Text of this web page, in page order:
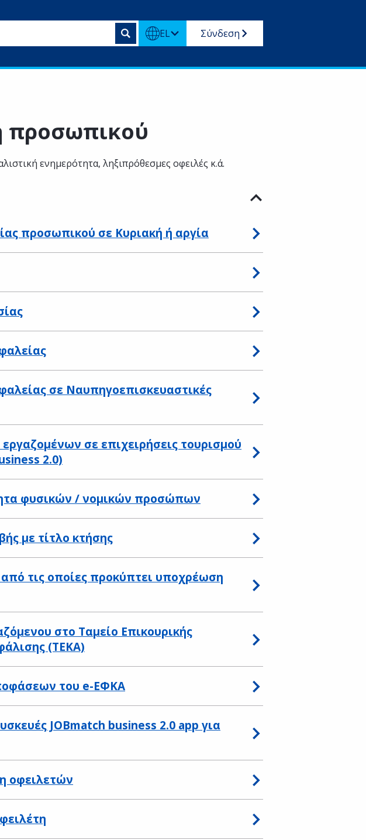
EL Σύνδεση
προσωπικού
ενημερότητα, ληξιπρόθεσμες οφειλές κ.ά.
προσωπικού σε Κυριακή ή αργία
σε Ναυπηγοεπισκευαστικές
σε επιχειρήσεις τουρισμού
2.0)
φυσικών / νομικών προσώπων
με τίτλο κτήσης
τις οποίες προκύπτει υποχρέωση
στο Ταμείο Επικουρικής
(ΤΕΚΑ)
του e-ΕΦΚΑ
JOBmatch business 2.0 app για
οφειλετών